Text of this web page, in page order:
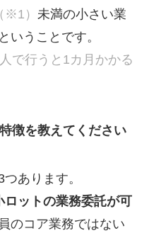
※1） 未満の小さい業
いうことです。
で行うと1カ月かかる
徴を教えてください
あります。
ロットの業務委託が可
のコア業務ではない